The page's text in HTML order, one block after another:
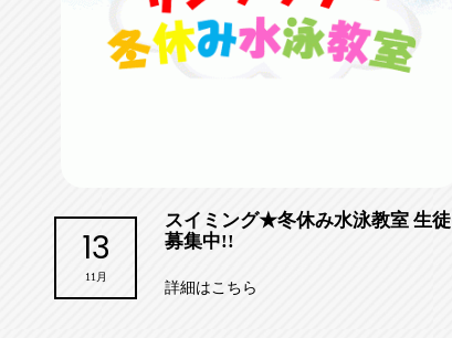
13
11月
スイミング★冬休み水泳教室 生徒
募集中!!
詳細はこちら